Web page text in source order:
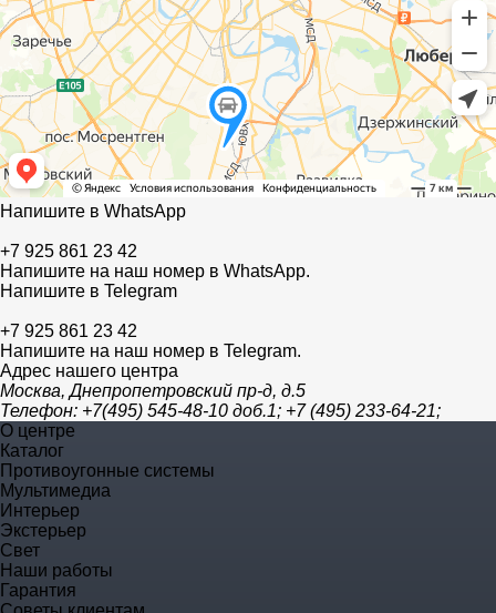
Напишите в WhatsApp
+7 925 861 23 42
Напишите на наш номер в WhatsApp.
Напишите в Telegram
+7 925 861 23 42
Напишите на наш номер в Telegram.
Адрес нашего центра
Москва, Днепропетровский пр-д, д.5
Телефон: +7(495) 545-48-10 доб.1; +7 (495) 233-64-21;
О центре
Каталог
Противоугонные системы
Мультимедиа
Интерьер
Экстерьер
Свет
Наши работы
Гарантия